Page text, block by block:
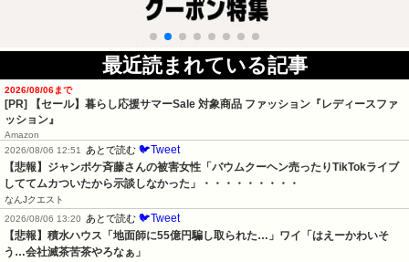
最近読まれている記事
2026/08/06まで
[PR]
【セール】暮らし応援サマーSale 対象商品 ファッション『レディースファ
ッション』
Amazon
2026/08/06 12:51 あとで読む 🐦Tweet
【悲報】ジャンポケ斉藤さんの被害女性「バウムクーヘン売ったりTikTokライブ
しててムカついたから示談しなかった」・・・・・・・・・
なんJクエスト
2026/08/06 13:20 あとで読む 🐦Tweet
【悲報】積水ハウス「地面師に55億円騙し取られた…」ワイ「はえーかわいそ
う…会社滅茶苦茶やろなぁ」